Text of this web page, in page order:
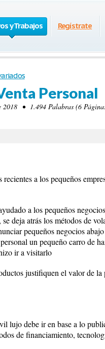
y Trabajos Regístrate
Personal
2018 • 1.494 Palabras (6
recientes a los pequeños
a los pequeños
deja atrás los métodos de
pequeños negocios
un pequeño carro de
ir a visitarlo
justifiquen el valor de
lujo debe ir en base a lo
de financiamiento,